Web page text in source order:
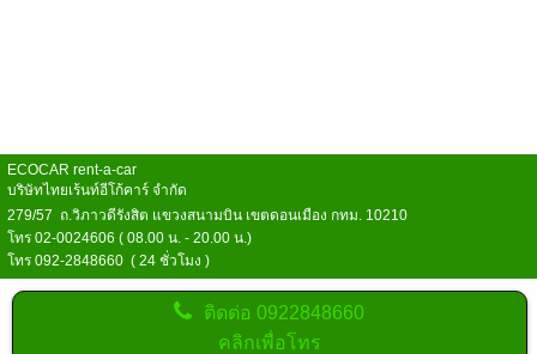
ECOCAR rent-a-car
บริษัทไทยเร้นท์อีโก้คาร์ จำกัด
279/57 ถ.วิภาวดีรังสิต แขวงสนามบิน เขตดอนเมือง กทม. 10210
โทร 02-0024606 ( 08.00 น. - 20.00 น.)
โทร 092-2848660 ( 24 ชั่วโมง )
ติดต่อ0922848660
คลิกเพื่อโทร